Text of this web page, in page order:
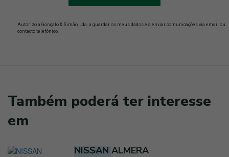
Autorizo a Gonçalo & Simão, Lda. a guardar os meus dados e a enviar comunicações via email ou
contacto telefónico.
Também poderá ter interesse
em
Para peças
NISSAN ALMERA